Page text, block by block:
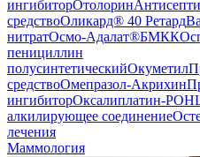
ингибиторОтолорин
средствоОликард® 40 Ретард
нитратОсмо-Адалат®БМКК
пенициллин
полусинтетическийОкуметил
средствоОмепразол-Акрихин
ингибиторОксалиплатин-
алкилирующее соединение
лечения
Маммология